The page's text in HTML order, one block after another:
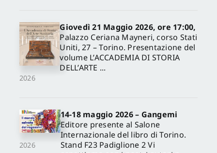
2026
Giovedì 21 Maggio 2026, ore 17:00,
Palazzo Ceriana Mayneri, corso Stati
Uniti, 27 – Torino. Presentazione del
volume L’ACCADEMIA DI STORIA
DELL’ARTE ...
2026
14-18 maggio 2026 – Gangemi
Editore presente al Salone
Internazionale del libro di Torino.
Stand F23 Padiglione 2 Vi